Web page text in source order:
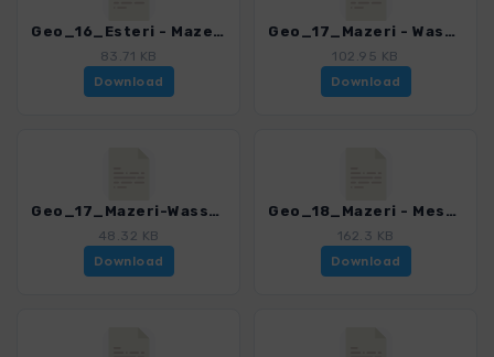
Geo_16_Esteri - Mazeri_Bak_Pass.gpx
83.71 KB
Download
Geo_17_Mazeri - Wasserfall.gpx
102.95 KB
Download
Geo_17_Mazeri-Wasserfall_VAR.gpx
48.32 KB
Download
Geo_18_Mazeri - Mestia.gpx
162.3 KB
Download